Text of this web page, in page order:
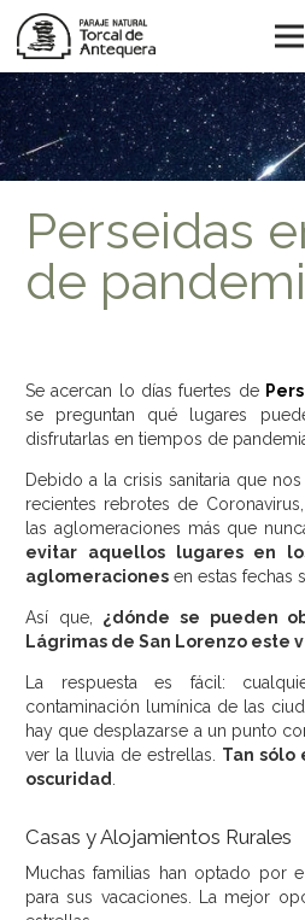
Perseidas
de
Se acercan lo días fuertes de
se preguntan qué lugares
disfrutarlas en tiempos de
Debido a la crisis sanitaria que
recientes rebrotes de
las aglomeraciones más que
evitar aquellos lugares en
aglomeraciones en estas fechas
Así que, ¿dónde se pueden
Lágrimas de San Lorenzo este
La respuesta es fácil:
contaminación lumínica de las
hay que desplazarse a un punto
ver la lluvia de estrellas. Tan sólo
oscuridad
Casas y Alojamientos Rurales
Muchas familias han optado por
para sus vacaciones. La mejor